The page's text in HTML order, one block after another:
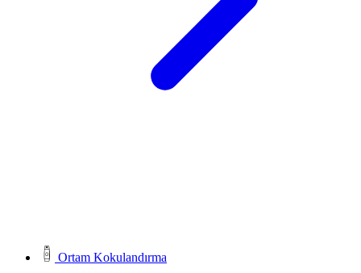
Ortam Kokulandırma